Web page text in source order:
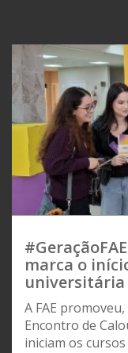
marca o
universitária
A FAE
Encontro de
iniciam os